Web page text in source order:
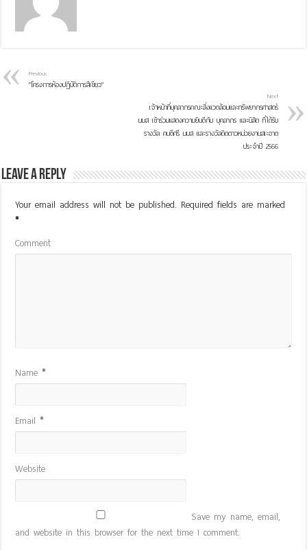
Previous
“โครงการห้องปฏิบัติการสีเขียว”
Next
เจ้าหน้าที่บุคลากรคณะสิ่งแวดล้อมและทรัพยากรศาสตร์
มมส เข้าร่วมแสดงความยินดีกับ บุคลากร และนิสิต ที่ได้รับ
รางวัล คนดีศรี มมส และรางวัลติดดาวหน่วยงานสเะอาด
ประจำปี 2566
Leave a Reply
Your email address will not be published. Required fields are marked
*
Comment
Name*
Email*
Website
Save my name, email,
and website in this browser for the next time I comment.